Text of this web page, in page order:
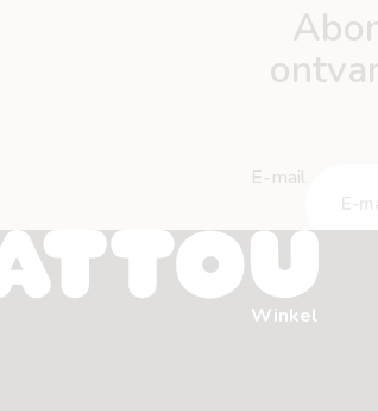
E-mail
Winkel